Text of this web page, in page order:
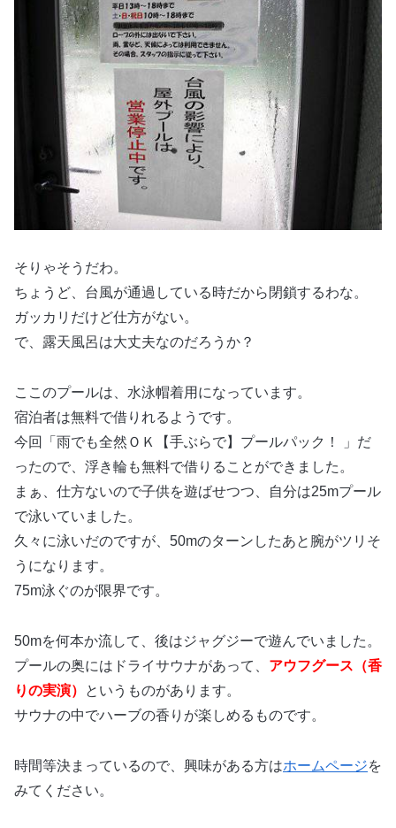
そりゃそうだわ。
ちょうど、台風が通過している時だから閉鎖するわな。
ガッカリだけど仕方がない。
で、露天風呂は大丈夫なのだろうか？
ここのプールは、水泳帽着用になっています。
宿泊者は無料で借りれるようです。
今回「雨でも全然ＯＫ【手ぶらで】プールパック！ 」だ
ったので、浮き輪も無料で借りることができました。
まぁ、仕方ないので子供を遊ばせつつ、自分は25mプール
で泳いていました。
久々に泳いだのですが、50mのターンしたあと腕がツリそ
うになります。
75m泳ぐのが限界です。
50mを何本か流して、後はジャグジーで遊んでいました。
プールの奥にはドライサウナがあって、 アウフグース（香
りの実演）
というものがあります。
サウナの中でハーブの香りが楽しめるものです。
時間等決まっているので、興味がある方はホームページを
みてください。